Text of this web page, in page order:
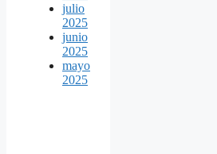
julio
2025
junio
2025
mayo
2025